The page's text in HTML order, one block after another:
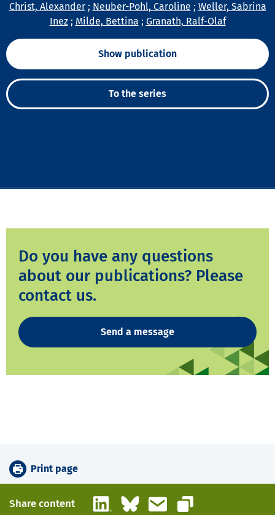
Christ, Alexander; Neuber-Pohl, Caroline ; Weller, Sabrina
Inez; Milde, Bettina ; Granath, Ralf-Olaf
Show publication
To the series
Do you have any questions
about our publications? Please
contact us.
Send a message
Print page
Share content LinkedInBlueskyEmail
Copy link